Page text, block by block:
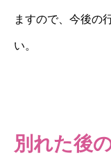
ますので、今後の
い。
別れた後